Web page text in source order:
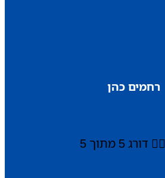
רחמים כהן
 דורג 5 מתוך 5